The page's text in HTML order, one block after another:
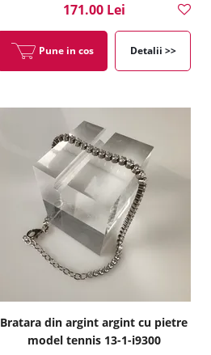
171.00 Lei
Pune in cos Detalii >>
Bratara din argint argint cu pietre
model tennis 13-1-i9300